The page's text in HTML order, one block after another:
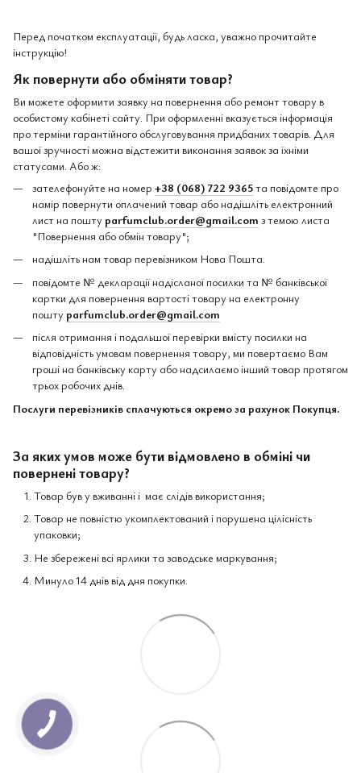
Перед початком експлуатації, будь ласка, уважно прочитайте
інструкцію!
Як повернути або обміняти товар?
Ви можете оформити заявку на повернення або ремонт товару в
особистому кабінеті сайту. При оформленні вказується інформація
про терміни гарантійного обслуговування придбаних товарів. Для
вашої зручності можна відстежити виконання заявок за їхніми
статусами. Або ж:
зателефонуйте на номер +38 (068) 722 9365та повідомте про
намір повернути оплачений товар або надішліть електронний
лист на пошту parfumclub.order@gmail.com з темою листа
"Повернення або обмін товару";
надішліть нам товар перевізником Нова Пошта.
повідомте № декларації надісланої посилки та № банківської
картки для повернення вартості товару на електронну
пошту parfumclub.order@gmail.com
після отримання і подальшої перевірки вмісту посилки на
відповідність умовам повернення товару, ми повертаємо Вам
гроші на банківську карту або надсилаємо інший товар протягом
трьох робочих днів.
Послуги перевізників сплачуються окремо за рахунок Покупця.
За яких умов може бути відмовлено в обміні чи
повернені товару?
Товар був у вживанні і має слідів використання;
Товар не повністю укомплектований і порушена цілісність
упаковки;
Не збережені всі ярлики та заводське маркування;
Минуло 14 днів від дня покупки.